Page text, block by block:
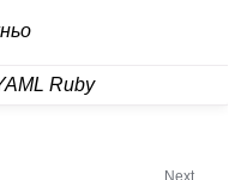
Ruby